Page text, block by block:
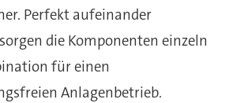
Perfekt aufeinander
die Komponenten einzeln
für einen
Anlagenbetrieb.